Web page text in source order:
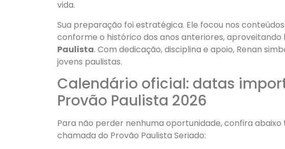
vida.
Sua preparação foi estratégica. Ele focou nos
conforme o histórico dos anos anteriores,
Paulista. Com dedicação, disciplina e apoio, Renan
jovens paulistas.
Calendário oficial: datas
Provão Paulista 2026
Para não perder nenhuma oportunidade, confira
chamada do Provão Paulista Seriado: